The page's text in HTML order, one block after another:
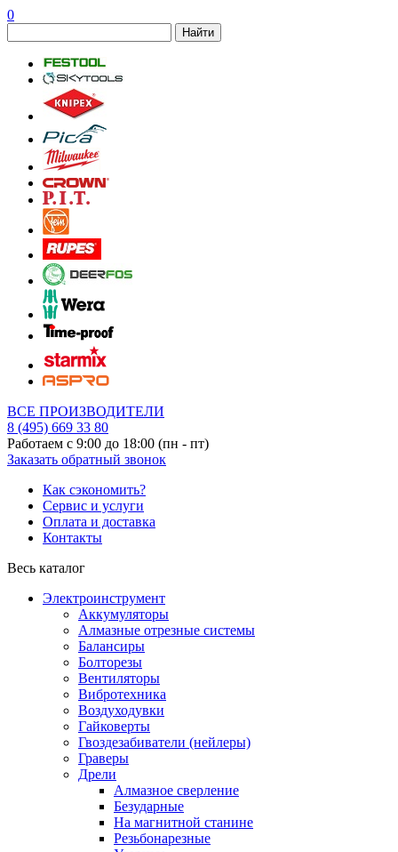
0
Найти
ВСЕ ПРОИЗВОДИТЕЛИ
8 (495) 669 33 80
Работаем с 9:00 до 18:00 (пн - пт)
Заказать обратный звонок
Как сэкономить?
Сервис и услуги
Оплата и доставка
Контакты
Весь каталог
Электроинструмент
Аккумуляторы
Алмазные отрезные системы
Балансиры
Болторезы
Вентиляторы
Вибротехника
Воздуходувки
Гайковерты
Гвоздезабиватели (нейлеры)
Граверы
Дрели
Алмазное сверление
Безударные
На магнитной станине
Резьбонарезные